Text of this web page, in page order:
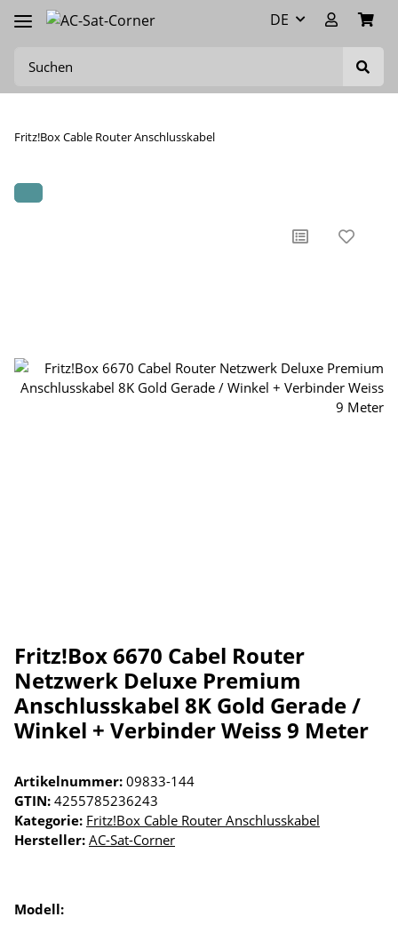
DE
Fritz!Box Cable Router Anschlusskabel
Fritz!Box 6670 Cabel Router
Netzwerk Deluxe Premium
Anschlusskabel 8K Gold Gerade /
Winkel + Verbinder Weiss 9 Meter
Artikelnummer: 09833-144
GTIN: 4255785236243
Kategorie: Fritz!Box Cable Router Anschlusskabel
Hersteller: AC-Sat-Corner
Modell: